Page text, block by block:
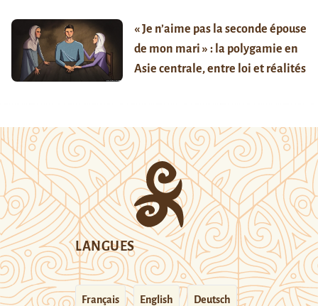
« Je n’aime pas la seconde épouse
de mon mari » : la polygamie en
Asie centrale, entre loi et réalités
LANGUES
Français English Deutsch